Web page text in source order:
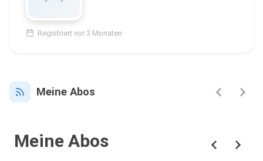
Registriert vor 3 Monaten
Meine Abos
Meine Abos